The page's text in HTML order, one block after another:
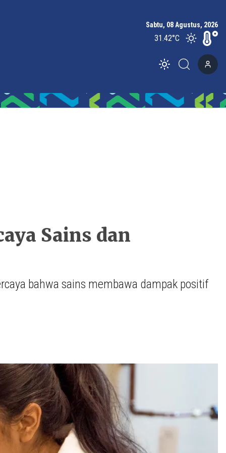
Sabtu, 08 Agustus, 2026
31.42°C
Toggle theme
Sains dan
bahwa sains membawa dampak positif